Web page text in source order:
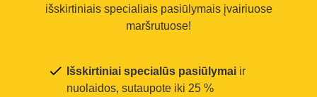
išskirtiniais specialiais pasiūlymais įvairiuose
maršrutuose!
Išskirtiniai specialūs pasiūlymai ir
nuolaidos, sutaupote iki 25 %